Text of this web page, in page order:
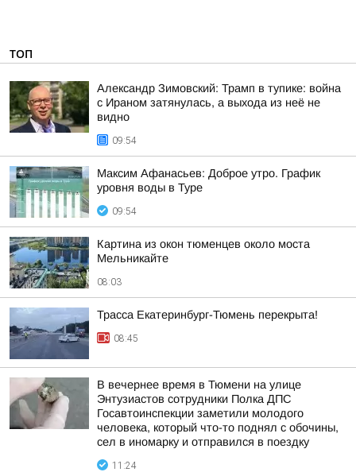
ТОП
Александр Зимовский: Трамп в тупике: война
с Ираном затянулась, а выхода из неё не
видно
09:54
Максим Афанасьев: Доброе утро. График
уровня воды в Туре
09:54
Картина из окон тюменцев около моста
Мельникайте
08:03
Трасса Екатеринбург-Тюмень перекрыта!
08:45
В вечернее время в Тюмени на улице
Энтузиастов сотрудники Полка ДПС
Госавтоинспекции заметили молодого
человека, который что-то поднял с обочины,
сел в иномарку и отправился в поездку
11:24